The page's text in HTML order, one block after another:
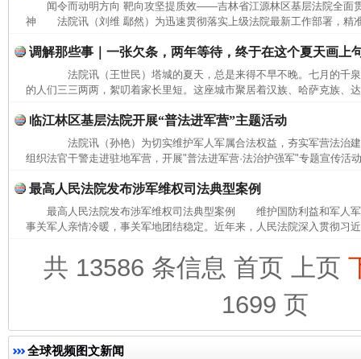
闻令而动明方向 靶向攻坚提质效——吉林省江源林区基层法院全面
神 法院讯（刘维 鄢然）为迅速贯彻落实上级法院最新工作部署，精
调解那些事｜一张欠条，两年等待，终于在这个夏天画上
法院讯（王世民）塔城的夏天，总是来得不早不晚。七月的千
的人们三三两两，絮叨着家长里短。这座城市聚居着汉族、哈萨克族、
临江林区基层法院开展“普法进军营”主题活动
法院讯（孙艳）为切实维护军人军属合法权益，夯实军营法治
组织法官干警走进驻地军营，开展"普法进军营·法治护强军"专题宣传活
最高人民法院发布涉军维权司法典型案例
最高人民法院发布涉军维权司法典型案例 维护国防利益和军人军
事关军人亲情冷暖，事关军地团结稳定。近年来，人民法院深入贯彻习
共 13586 条信息 首页 上页
1699 页
全球视频图文新闻
网上购药对药下症？